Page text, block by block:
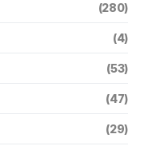
(280)
(4)
(53)
(47)
(29)